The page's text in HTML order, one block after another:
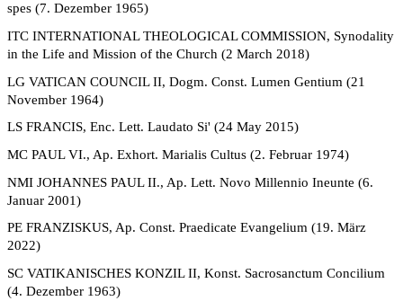
spes (7. Dezember 1965)
ITC INTERNATIONAL THEOLOGICAL COMMISSION, Synodality
in the Life and Mission of the Church (2 March 2018)
LG VATICAN COUNCIL II, Dogm. Const. Lumen Gentium (21
November 1964)
LS FRANCIS, Enc. Lett. Laudato Si' (24 May 2015)
MC PAUL VI., Ap. Exhort. Marialis Cultus (2. Februar 1974)
NMI JOHANNES PAUL II., Ap. Lett. Novo Millennio Ineunte (6.
Januar 2001)
PE FRANZISKUS, Ap. Const. Praedicate Evangelium (19. März
2022)
SC VATIKANISCHES KONZIL II, Konst. Sacrosanctum Concilium
(4. Dezember 1963)